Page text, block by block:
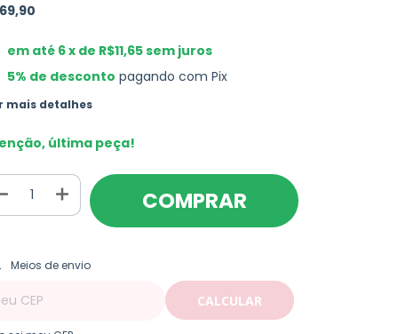
em até 6x de R$11,65sem juros
5% de desconto pagando com Pix
mais detalhes
última peça!
para o CEP:
Meios de envio
CALCULAR